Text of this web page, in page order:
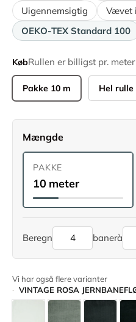
Uigennemsigtig
Vævet
OEKO-TEX Standard 100
KøbRullen er billigst pr. meter
Pakke 10 m Hel rulle
Mængde
PAKKE
10 meter
Beregn banerà
Vi har også flere varianter
VINTAGE ROSA